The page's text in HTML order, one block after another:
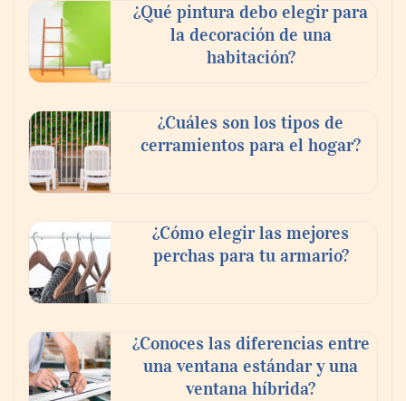
¿Qué pintura debo elegir para
la decoración de una
habitación?
¿Cuáles son los tipos de
cerramientos para el hogar?
¿Cómo elegir las mejores
perchas para tu armario?
¿Conoces las diferencias entre
una ventana estándar y una
ventana híbrida?